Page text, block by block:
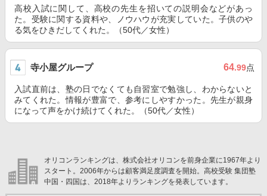
高校入試に関して、高校の先生を招いての説明会などがあっ
た。受験に関する資料や、ノウハウが充実していた。子供のや
る気をひきだしてくれた。（50代／女性）
寺小屋グループ 64.99点
入試直前は、塾の日でなくても自習室で勉強し、わからないと
みてくれた。情報が豊富で、参考にしやすかった。先生が親身
になって声をかけ続けてくれた。（50代／女性）
オリコンランキングは、株式会社オリコンを前身企業に1967年より
スタート。2006年からは顧客満足度調査を開始。高校受験 集団塾
中国・四国は、2018年よりランキングを発表しています。